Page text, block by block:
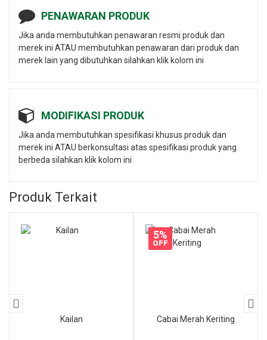
PENAWARAN PRODUK
Jika anda membutuhkan penawaran resmi produk dan
merek ini ATAU membutuhkan penawaran dari produk dan
merek lain yang dibutuhkan silahkan klik kolom ini
MODIFIKASI PRODUK
Jika anda membutuhkan spesifikasi khusus produk dan
merek ini ATAU berkonsultasi atas spesifikasi produk yang
berbeda silahkan klik kolom ini
Produk Terkait
Kailan
5%
OFF
Cabai Merah Keriting